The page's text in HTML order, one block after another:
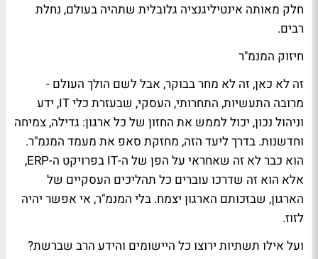
חלק מאותה אינטיליגנציה גלובלית שתהיה בעולם, נחלת
רבים.
חיזוק המנמ"ר
זה לא כאן, זה לא מחר בבוקר, אבל לשם הולך העולם -
מרובה התעשיות, התחרותי, העסקי, שבעזרת כלי IT, ידע
וניהול נכון, יכול לממש את החזון של כל ארגון: גדילה, צמיחה
וחדשנות. בדרך ליעד הזה, מחזקת סאפ את מעמד המנמ"ר.
הוא כבר לא זה שאחראי על הפן של ה-IT בפרויקט ה-ERP,
אלא הוא זה שדרכו עוברים כל תהליכים העסקיים של
הארגון, שבזכותם הארגון יצמח. בלי המנמ"ר, אי אפשר יהיה
לזוז.
ועל אילו תשתיות ירוצו כל היישומים והידע הרב שברשת?